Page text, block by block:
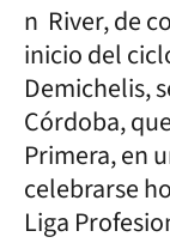
n River, de
inicio del
Demichelis,
Córdoba,
Primera, en
celebrarse
Liga